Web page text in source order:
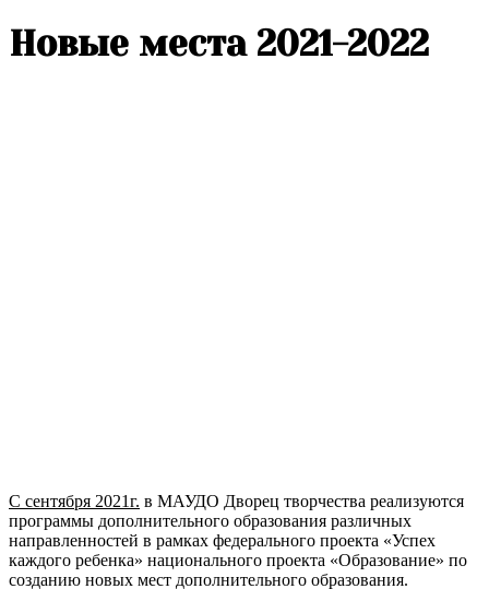
Новые места 2021-2022
С сентября 2021г. в МАУДО Дворец творчества реализуются
программы дополнительного образования различных
направленностей в рамках федерального проекта «Успех
каждого ребенка» национального проекта «Образование» по
созданию новых мест дополнительного образования.